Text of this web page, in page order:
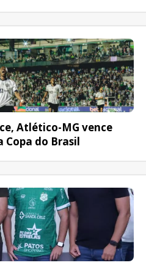
Atlético-MG vence
Copa do Brasil